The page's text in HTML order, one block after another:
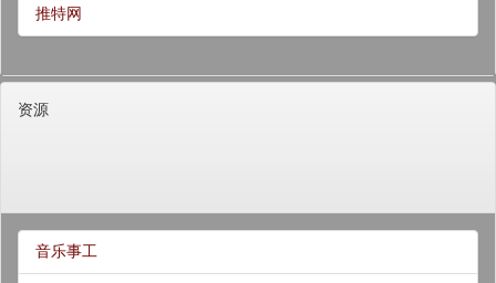
推特网
资源
音乐事工